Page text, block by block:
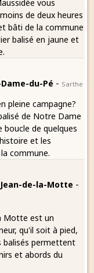
vous
de deux heures
bâti de la commune
balisé en jaune et
du-Pé - Sarthe
pleine campagne?
de Notre Dame
boucle de quelques
et les
commune.
de-la-Motte -
Motte est un
qu'il soit à pied,
balisés permettent
et abords du